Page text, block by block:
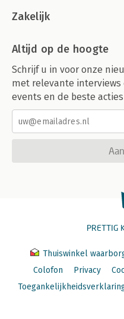
Zakelijk
Altijd op de hoogte
Schrijf u in voor onze
met relevante interviews
events en de beste
PRETTIG
Thuiswinkel
Colofon
Privacy